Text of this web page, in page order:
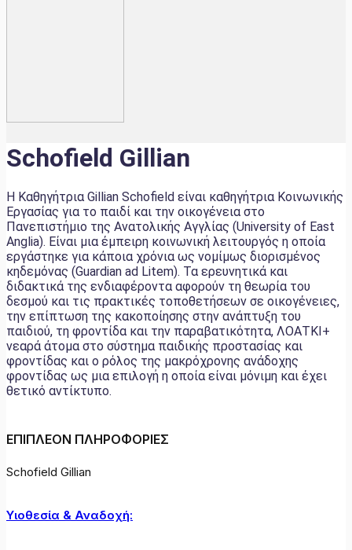
Schofield Gillian
Η Καθηγήτρια Gillian Schofield είναι καθηγήτρια Κοινωνικής
Εργασίας για το παιδί και την οικογένεια στο
Πανεπιστήμιο της Ανατολικής Αγγλίας (University of East
Anglia). Είναι μια έμπειρη κοινωνική λειτουργός η οποία
εργάστηκε για κάποια χρόνια ως νομίμως διορισμένος
κηδεμόνας (Guardian ad Litem). Τα ερευνητικά και
διδακτικά της ενδιαφέροντα αφορούν τη θεωρία του
δεσμού και τις πρακτικές τοποθετήσεων σε οικογένειες,
την επίπτωση της κακοποίησης στην ανάπτυξη του
παιδιού, τη φροντίδα και την παραβατικότητα, ΛΟΑΤΚΙ+
νεαρά άτομα στο σύστημα παιδικής προστασίας και
φροντίδας και ο ρόλος της μακρόχρονης ανάδοχης
φροντίδας ως μια επιλογή η οποία είναι μόνιμη και έχει
θετικό αντίκτυπο.
ΕΠΙΠΛΕΟΝ ΠΛΗΡΟΦΟΡΙΕΣ
Schofield Gillian
Υιοθεσία & Αναδοχή: